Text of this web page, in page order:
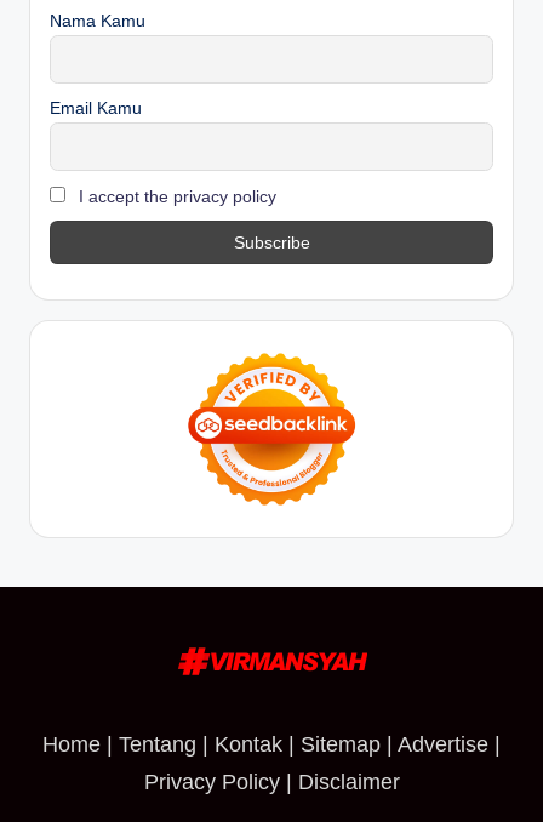
Nama Kamu
Email Kamu
I accept the privacy policy
Home Tentang Kontak Sitemap Advertise
Privacy Policy| Disclaimer